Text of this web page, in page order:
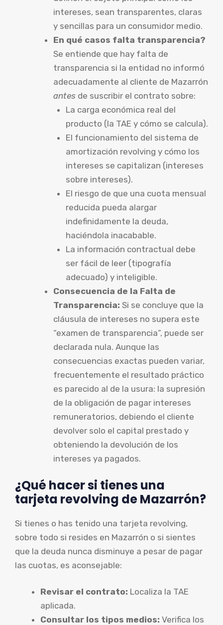
intereses, sean transparentes, claras
y sencillas para un consumidor medio.
En qué casos falta transparencia?
Se entiende que hay falta de
transparencia si la entidad no informó
adecuadamente al cliente de Mazarrón
antes de suscribir el contrato sobre:
La carga económica real del
producto (la TAE y cómo se calcula).
El funcionamiento del sistema de
amortización revolving y cómo los
intereses se capitalizan (intereses
sobre intereses).
El riesgo de que una cuota mensual
reducida pueda alargar
indefinidamente la deuda,
haciéndola inacabable.
La información contractual debe
ser fácil de leer (tipografía
adecuado) y inteligible.
Consecuencia de la Falta de
Transparencia: Si se concluye que la
cláusula de intereses no supera este
“examen de transparencia”, puede ser
declarada nula. Aunque las
consecuencias exactas pueden variar,
frecuentemente el resultado práctico
es parecido al de la usura: la supresión
de la obligación de pagar intereses
remuneratorios, debiendo el cliente
devolver solo el capital prestado y
obteniendo la devolución de los
intereses ya pagados.
¿Qué hacer si tienes una
tarjeta revolving de Mazarrón?
Si tienes o has tenido una tarjeta revolving,
sobre todo si resides en Mazarrón o si sientes
que la deuda nunca disminuye a pesar de pagar
las cuotas, es aconsejable:
Revisar el contrato: Localiza la TAE
aplicada.
Consultar los tipos medios: Verifica los